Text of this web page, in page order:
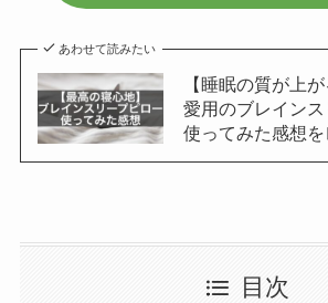
あわせて読みたい
【睡眠の質が上
愛用のブレイン
使ってみた感想
目次